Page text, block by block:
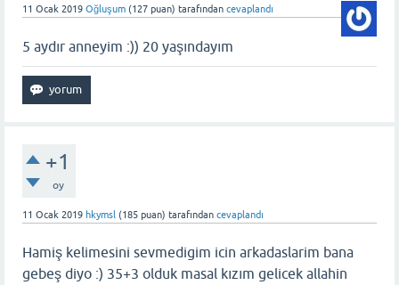
11 Ocak 2019 Oğluşum (127 puan) tarafından cevaplandı
5 aydır anneyim :)) 20 yaşındayım
+1
oy
11 Ocak 2019 hkymsl (185 puan) tarafından cevaplandı
Hamiş kelimesini sevmedigim icin arkadaslarim bana
gebeş diyo :) 35+3 olduk masal kızım gelicek allahin